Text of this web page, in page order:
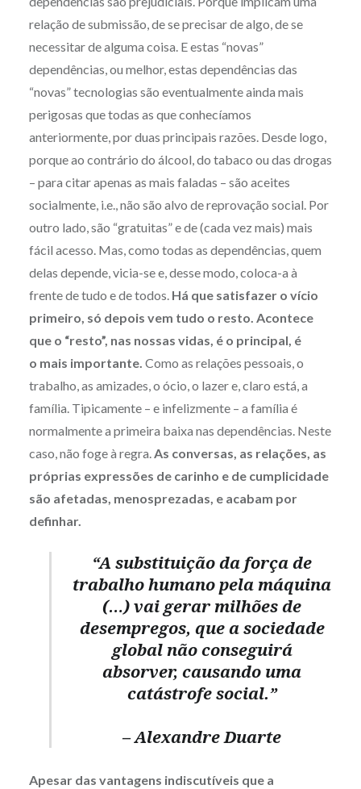
relação de submissão, de se precisar de algo, de se
necessitar de alguma coisa. E estas “novas”
dependências, ou melhor, estas dependências das
“novas” tecnologias são eventualmente ainda mais
perigosas que todas as que conhecíamos
anteriormente, por duas principais razões. Desde logo,
porque ao contrário do álcool, do tabaco ou das drogas
– para citar apenas as mais faladas – são aceites
socialmente, i.e., não são alvo de reprovação social. Por
outro lado, são “gratuitas” e de (cada vez mais) mais
fácil acesso. Mas, como todas as dependências, quem
delas depende, vicia-se e, desse modo, coloca-a à
frente de tudo e de todos. Há que satisfazer o vício
primeiro, só depois vem tudo o resto. Acontece
que o “resto”, nas nossas vidas, é o principal, é
o mais importante. Como as relações pessoais, o
trabalho, as amizades, o ócio, o lazer e, claro está, a
família. Tipicamente – e infelizmente – a família é
normalmente a primeira baixa nas dependências. Neste
caso, não foge à regra.As conversas, as relações, as
próprias expressões de carinho e de cumplicidade
são afetadas, menosprezadas, e acabam por
definhar.
“A substituição da força de
trabalho humano pela máquina
(…) vai gerar milhões de
desempregos, que a sociedade
global não conseguirá
absorver, causando uma
catástrofe social.”
– Alexandre Duarte
Apesar das vantagens indiscutíveis que a